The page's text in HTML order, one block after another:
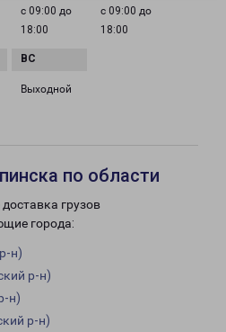
с 09:00 до
18:00
с 09:00 до
18:00
Выходной
по области
грузов
города:
н)
р-н)
н)
р-н)